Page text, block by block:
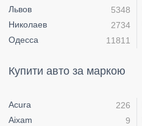
Львов
5348
Николаев
2734
Одесса
11811
Купити авто за маркою
Acura
226
Aixam
9